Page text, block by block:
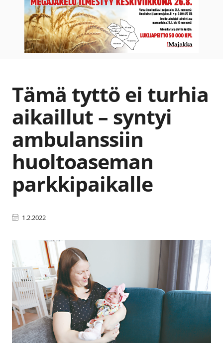
Tämä tyttö ei turhia
aikaillut – syntyi
ambulanssiin
huoltoaseman
parkkipaikalle
1.2.2022